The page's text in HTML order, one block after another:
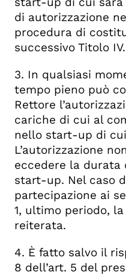
di autorizzazione
procedura di
successivo Titolo IV.
3. In qualsiasi
tempo pieno può
Rettore
cariche di cui al
nello start-up di
L’autorizzazione
eccedere la
start-up. Nel caso
partecipazione ai
1, ultimo periodo,
reiterata.
4. È fatto salvo il
8 dell’art. 5 del